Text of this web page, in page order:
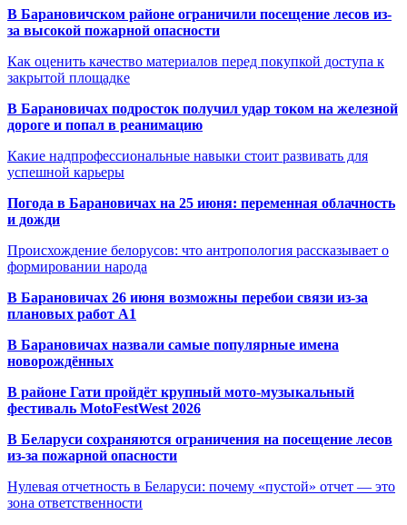
В Барановичском районе ограничили посещение лесов из-
за высокой пожарной опасности
Как оценить качество материалов перед покупкой доступа к
закрытой площадке
В Барановичах подросток получил удар током на железной
дороге и попал в реанимацию
Какие надпрофессиональные навыки стоит развивать для
успешной карьеры
Погода в Барановичах на 25 июня: переменная облачность
и дожди
Происхождение белорусов: что антропология рассказывает о
формировании народа
В Барановичах 26 июня возможны перебои связи из-за
плановых работ A1
В Барановичах назвали самые популярные имена
новорождённых
В районе Гати пройдёт крупный мото-музыкальный
фестиваль MotoFestWest 2026
В Беларуси сохраняются ограничения на посещение лесов
из-за пожарной опасности
Нулевая отчетность в Беларуси: почему «пустой» отчет — это
зона ответственности